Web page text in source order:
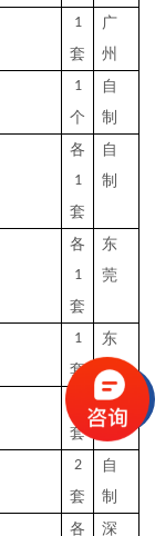
1
套
广
州
1
个
自
制
各
1
套
自
制
各
1
套
东
莞
1
套
东
莞
套
浙
江
2
套
自
制
各
深